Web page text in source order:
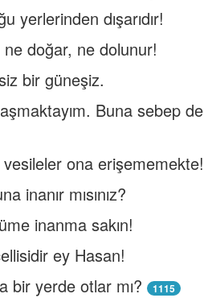
dışarıdır!
doğar, ne dolunur!
bir güneşiz.
Buna sebep de
ona erişememekte!
inanır mısınız?
inanma sakın!
ey Hasan!
bir yerde otlar mı?
1115